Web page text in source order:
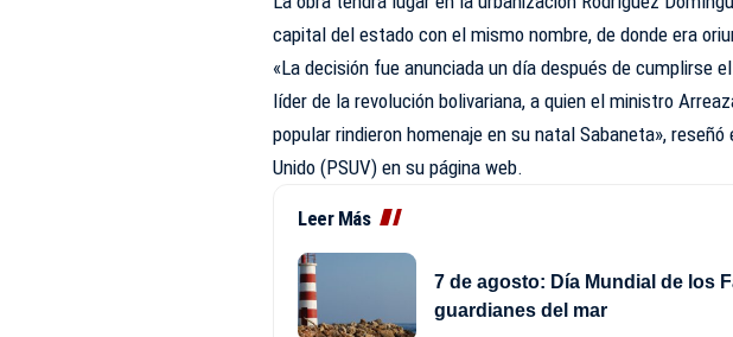
capital del estado con el mismo nombre, de donde era
«La decisión fue anunciada un día después de cumplirse
líder de la revolución bolivariana, a quien el ministro
popular rindieron homenaje en su natal Sabaneta»,
Unido (PSUV) en su página web.
Leer Más
7 de agosto: Día Mundial de los
guardianes del mar